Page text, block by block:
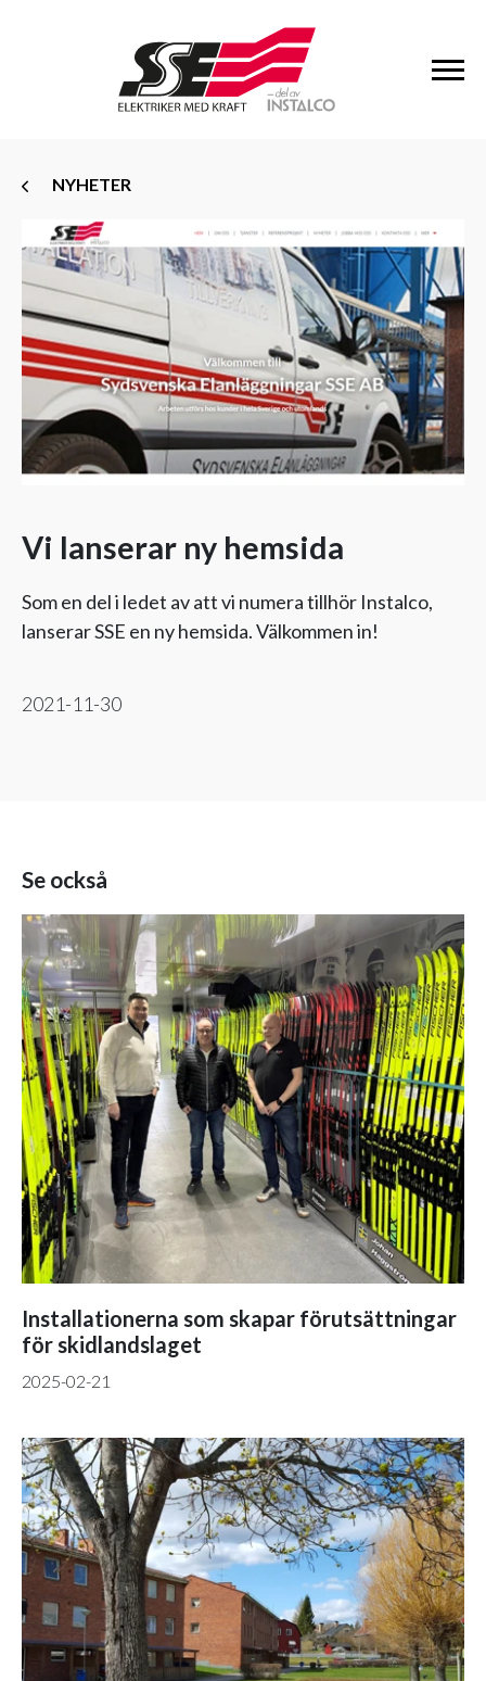
NYHETER
Vi lanserar ny hemsida
Som en del i ledet av att vi numera tillhör Instalco,
lanserar SSE en ny hemsida. Välkommen in!
2021-11-30
Se också
Installationerna som skapar förutsättningar
för skidlandslaget
2025-02-21